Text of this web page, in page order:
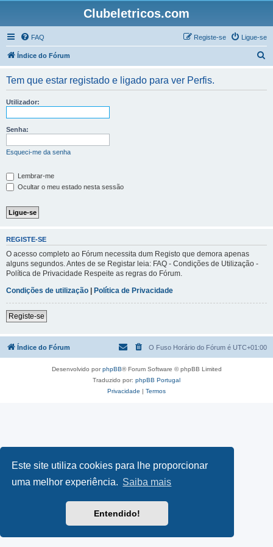
Este site utiliza cookies para lhe proporcionar
uma melhor experiência. Saiba mais
Entendido!
Clubeletricos.com
FAQ Ligue-se
Registe-se
Índice do Fórum
Tem que estar registado e ligado para ver Perfis.
Utilizador:
Senha:
Esqueci-me da senha
Lembrar-me
Ocultar o meu estado nesta sessão
REGISTE-SE
O acesso completo ao Fórum necessita dum Registo que demora apenas
alguns segundos. Antes de se Registar leia: FAQ - Condições de Utilização -
Política de Privacidade Respeite as regras do Fórum.
Condições de utilização | Política de Privacidade
Registe-se
Índice do Fórum O Fuso Horário do Fórum é UTC+01:00
Desenvolvido porphpBB® Forum Software © phpBB Limited
Traduzido por: phpBB Portugal
Privacidade | Termos